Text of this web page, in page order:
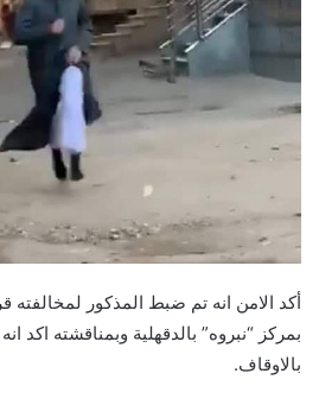
أكد الامن انه تم ضبط المذكور لمخالفته
بمركز “نبروه” بالدقهلية وبمناقشته
بالاوقاف.